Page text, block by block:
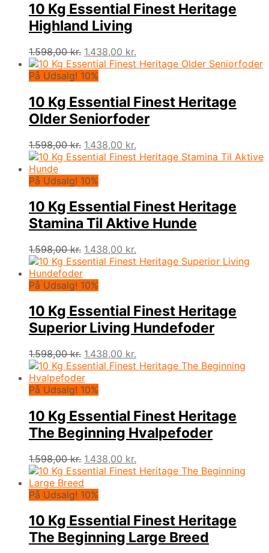
1.598,00 kr..1.438,00 kr..
10 Kg Essential Finest Heritage
Highland Living
1.598,00kr. Den
oprindelige
pris
1.598,00 kr..
1.438,00 kr.
aktuelle
1.438,00 kr..
På Udsalg! 10%
10 Kg Essential Finest Heritage
Older Seniorfoder
1.598,00kr. Den
oprindelige
var:
1.438,00 kr.
aktuelle
På Udsalg! 10%
10 Kg Essential Finest Heritage
Stamina Til Aktive Hunde
1.598,00kr. Den
oprindelige
var:
1.438,00 kr.
aktuelle
På Udsalg! 10%
10 Kg Essential Finest Heritage
Superior Living Hundefoder
1.598,00kr. Den
oprindelige
pris
var:
1.438,00 kr.
aktuelle
På Udsalg! 10%
10 Kg Essential Finest Heritage
The Beginning Hvalpefoder
1.598,00kr. Den
oprindelige
var:
1.438,00 kr.
aktuelle
På Udsalg! 10%
10 Kg Essential Finest Heritage
The Beginning Large Breed